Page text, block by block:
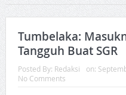
Tumbelaka:
Tangguh Buat SGR
Posted By: Redaksi on:
No Comments